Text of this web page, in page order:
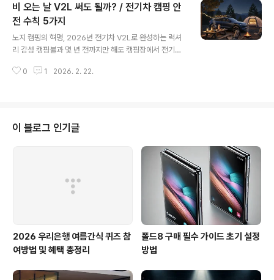
거로움은 덤이고요. 하지만 2026년 현재, 이런 고민은 이
제 구시대의 유물이 되어가고 있습니다. 바로 'AI 스마트 미
러' 기술이 우리 거실 안으로 깊숙이 들어왔기 때문이죠.올
해 봄 시즌은 특히나 기술과 패션의 결합이 정점에 달한 해
어 AI 스마트 미러 연동 서비스를 강화하면서, 단순히 화면
비 오는 날 V2L 써도 될까? / 전기차 캠핑 안
전 수칙 5가지
노지 캠핑의 혁명, 2026년 전기차 V2L로 완성하는 럭셔
리 감성 캠핑불과 몇 년 전까지만 해도 캠핑장에서 전기를
크를 낑낑대며 옮기거나, 전기가 들어오는 오토캠핑장 예
습니다. 바로 V2L(Vehicle to Load) 기술 덕분입니다.이
제는 전기가 없는 깊은 산속이나 탁 트인 바닷가에서도 에
어프라이어로 통삼겹살을 굽고, 빔프로젝터로 영화를 보
며, 아침에는 갓 내린 에스프레소를 즐길 수 있습니다. '노
지 캠핑은 불편하다'는 공식이 깨진 셈이죠. 하지만 막상 V
2L을 사용하려고 하..
0 1 2026. 2. 22.
이 블로그 인기글
2026 우리은행 여름간식 퀴즈 참
여방법 및 혜택 총정리
폴드8 구매 필수 가이드 초기 설정
방법